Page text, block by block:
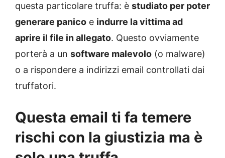
questa particolare truffa: è studiato per poter
generare panico e indurre la vittima ad
aprire il file in allegato. Questo ovviamente
porterà a un software malevolo (o malware)
o a rispondere a indirizzi email controllati dai
truffatori.
Questa email ti fa temere
rischi con la giustizia ma è